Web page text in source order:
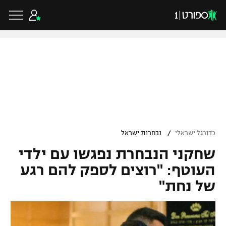
גביע הטוטו
ליגיונרים
גביע המדינה
ליגת האלופות
ליגה אירופית
ליגה אנגלית
כדורסל ישראלי
ליגת ווינר סל
ליגה לאומית
כדורסל עולמי
NBA
כדורגל ישראלי / נבחרות ישראל
שחקני הנבחרת נפגשו עם ילדי
העוטף: "רוצים לספק להם רגע
של נחת"